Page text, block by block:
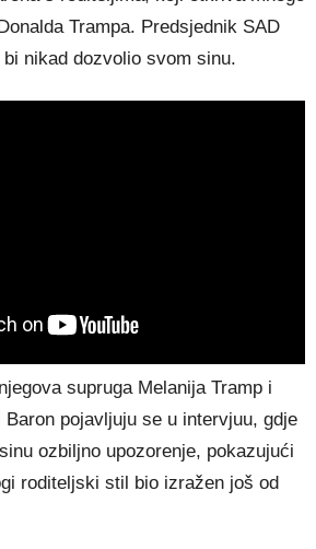
Trampa. Predsjednik SAD
nikad dozvolio svom sinu.
supruga Melanija Tramp i
pojavljuju se u intervjuu, gdje
ozbiljno upozorenje, pokazujući
roditeljski stil bio izražen još od